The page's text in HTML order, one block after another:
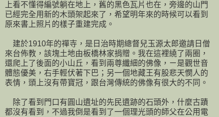
上看不懂得編號躺在地上，舊的黑色瓦片也在，旁邊的山門
已經完全用新的木頭架起來了，希望明年來的時候可以看到
原來書上照片的樣子重建完成。
建於1910年的禪寺，是日治時期總督兒玉源太郎邀請日僧
來台佈教，該塊土地由板橋林家捐贈。我在這裡繞了兩圈，
還爬上了後面的小山丘，看到兩尊纖細的佛像，ㄧ是觀世音
體態優美，右手輕伏著下巴；另一個地藏王有股悲天憫人的
表情，頭上沒有帶寶冠，跟台灣傳統的佛像有很大的不同。
除了看到門口有圓山遺址的先民遺跡的石頭外，什麼古蹟
都沒有看到，不過我倒是看到了一個理光頭的師父在公用電